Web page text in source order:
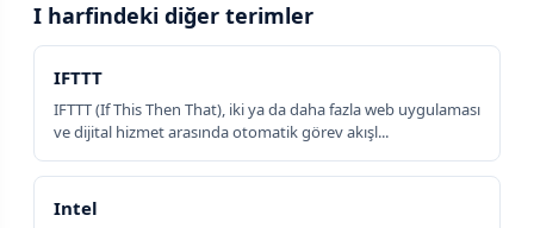
I harfindeki diğer terimler
IFTTT
IFTTT (If This Then That), iki ya da daha fazla web uygulaması
ve dijital hizmet arasında otomatik görev akışl...
Intel